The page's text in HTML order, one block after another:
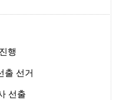
행
출 선거
선출